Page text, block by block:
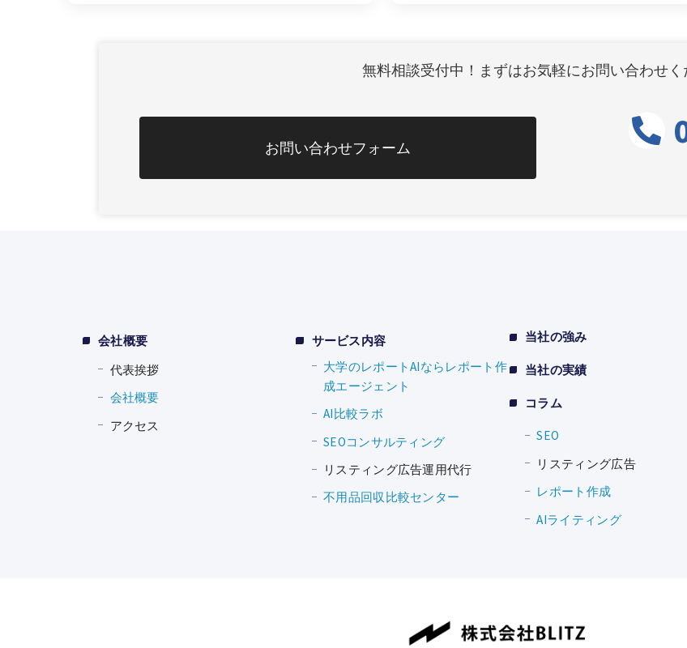
無料相談受付中！まずはお気軽にお問い合わせく
お問い合わせフォーム
会社概要
代表挨拶
会社概要
アクセス
サービス内容
大学のレポートAIならレポート作
成エージェント
AI比較ラボ
SEOコンサルティング
リスティング広告運用代行
不用品回収比較センター
当社の強み
当社の実績
コラム
SEO
リスティング広告
レポート作成
AIライティング